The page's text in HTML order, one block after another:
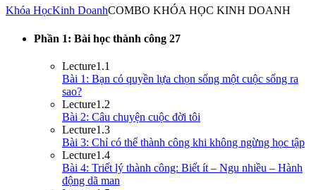
Khóa HọcKinh DoanhCOMBO KHÓA HỌC KINH DOANH
Phần 1: Bài học thành công 27
Lecture1.1
Bài 1: Bạn có quyền lựa chọn sống một cuộc sống ra
sao?
Lecture1.2
Bài 2: Câu chuyện cuộc đời tôi
Lecture1.3
Bài 3: Chỉ có thể thành công khi không ngừng học tập
Lecture1.4
Bài 4: Triết lý thành công: Biết ít – Ngu nhiều – Hành
động dã man